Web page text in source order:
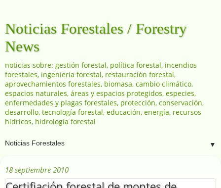
Noticias Forestales / Forestry
News
noticias sobre: gestión forestal, política forestal, incendios
forestales, ingeniería forestal, restauración forestal,
aprovechamientos forestales, biomasa, cambio climático,
espacios naturales, áreas y espacios protegidos, especies,
enfermedades y plagas forestales, protección, conservación,
desarrollo, tecnología forestal, educación, energía, recursos
hídricos, hidrología forestal
▼
18 septiembre 2010